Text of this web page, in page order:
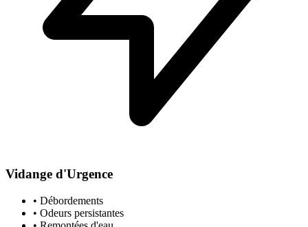
Vidange d'Urgence
• Débordements
• Odeurs persistantes